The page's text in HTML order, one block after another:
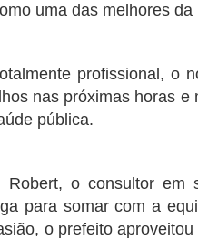
uma das melhores da
profissional, o
nas próximas horas e
pública.
Robert, o consultor em
para somar com a
o prefeito